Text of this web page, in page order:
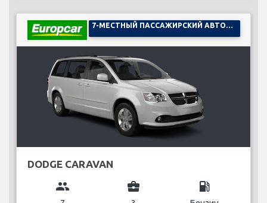
DODGE CARAVAN
group business_center local_gas_station